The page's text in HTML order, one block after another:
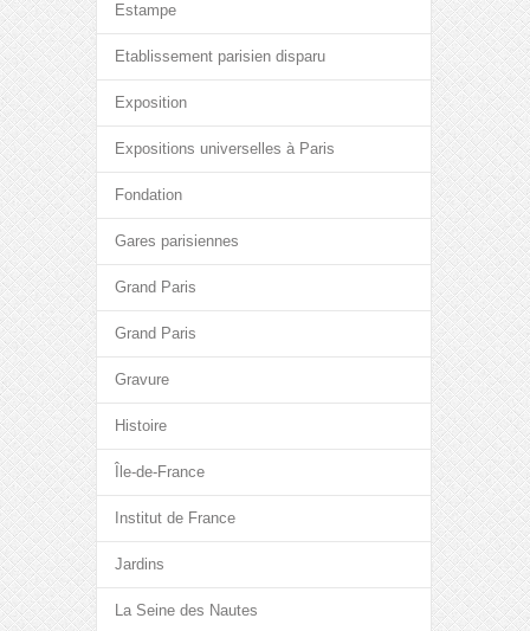
Estampe
Etablissement parisien disparu
Exposition
Expositions universelles à Paris
Fondation
Gares parisiennes
Grand Paris
Grand Paris
Gravure
Histoire
Île-de-France
Institut de France
Jardins
La Seine des Nautes